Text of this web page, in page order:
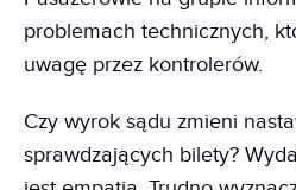
problemach technicznych,
uwagę przez kontrolerów.
Czy wyrok sądu zmieni
sprawdzających bilety?